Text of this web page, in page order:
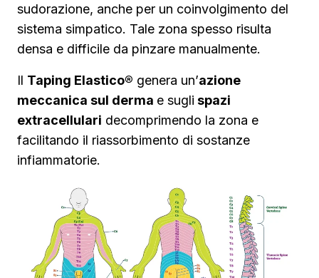
sudorazione, anche per un coinvolgimento del
sistema simpatico. Tale zona spesso risulta
densa e difficile da pinzare manualmente.
Il Taping Elastico® genera un’azione
meccanica sul derma e sugli spazi
extracellulari decomprimendo la zona e
facilitando il riassorbimento di sostanze
infiammatorie.